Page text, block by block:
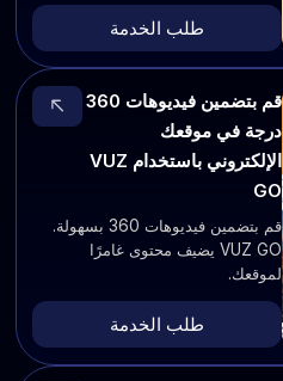
طلب الخدمة
قم بتضمين فيديوهات 360
درجة في موقعك
الإلكتروني باستخدام VUZ
GO
قم بتضمين فيديوهات 360 بسهولة.
VUZ GO يضيف محتوى غامرًا
لموقعك.
طلب الخدمة